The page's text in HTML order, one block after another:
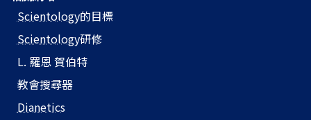
Scientology的目標
Scientology研修
L. 羅恩 賀伯特
教會搜尋器
Dianetics